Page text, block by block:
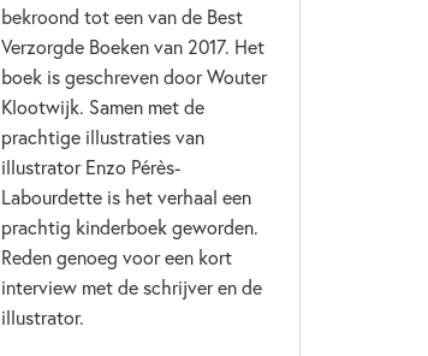
bekroond tot een van de Best
Verzorgde Boeken van 2017. Het
boek is geschreven door Wouter
Klootwijk. Samen met de
prachtige illustraties van
illustrator Enzo Pérès-
Labourdette is het verhaal een
prachtig kinderboek geworden.
Reden genoeg voor een kort
interview met de schrijver en de
illustrator.